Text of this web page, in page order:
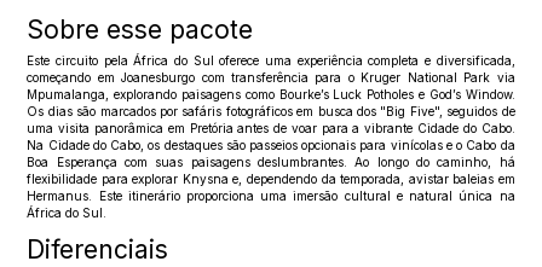
Sobre esse pacote
Este circuito pela África do Sul oferece uma experiência completa e diversificada,
começando em Joanesburgo com transferência para o Kruger National Park via
Mpumalanga, explorando paisagens como Bourke’s Luck Potholes e God’s Window.
Os dias são marcados por safáris fotográficos em busca dos "Big Five", seguidos de
uma visita panorâmica em Pretória antes de voar para a vibrante Cidade do Cabo.
Na Cidade do Cabo, os destaques são passeios opcionais para vinícolas e o Cabo da
Boa Esperança com suas paisagens deslumbrantes. Ao longo do caminho, há
flexibilidade para explorar Knysna e, dependendo da temporada, avistar baleias em
Hermanus. Este itinerário proporciona uma imersão cultural e natural única na
África do Sul.
Diferenciais